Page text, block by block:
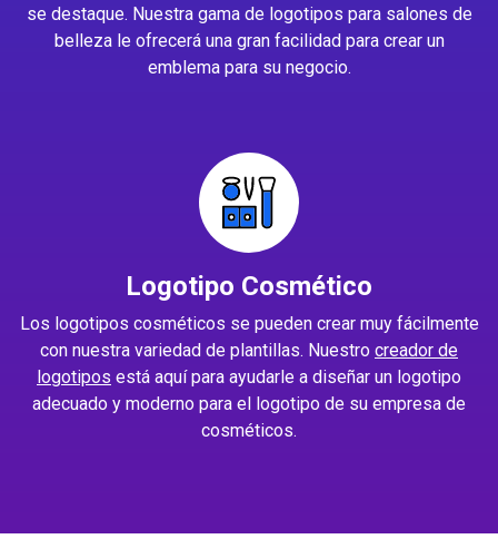
se destaque. Nuestra gama de logotipos para salones de
belleza le ofrecerá una gran facilidad para crear un
emblema para su negocio.
Logotipo Cosmético
Los logotipos cosméticos se pueden crear muy fácilmente
con nuestra variedad de plantillas. Nuestro creador de
logotipos está aquí para ayudarle a diseñar un logotipo
adecuado y moderno para el logotipo de su empresa de
cosméticos.